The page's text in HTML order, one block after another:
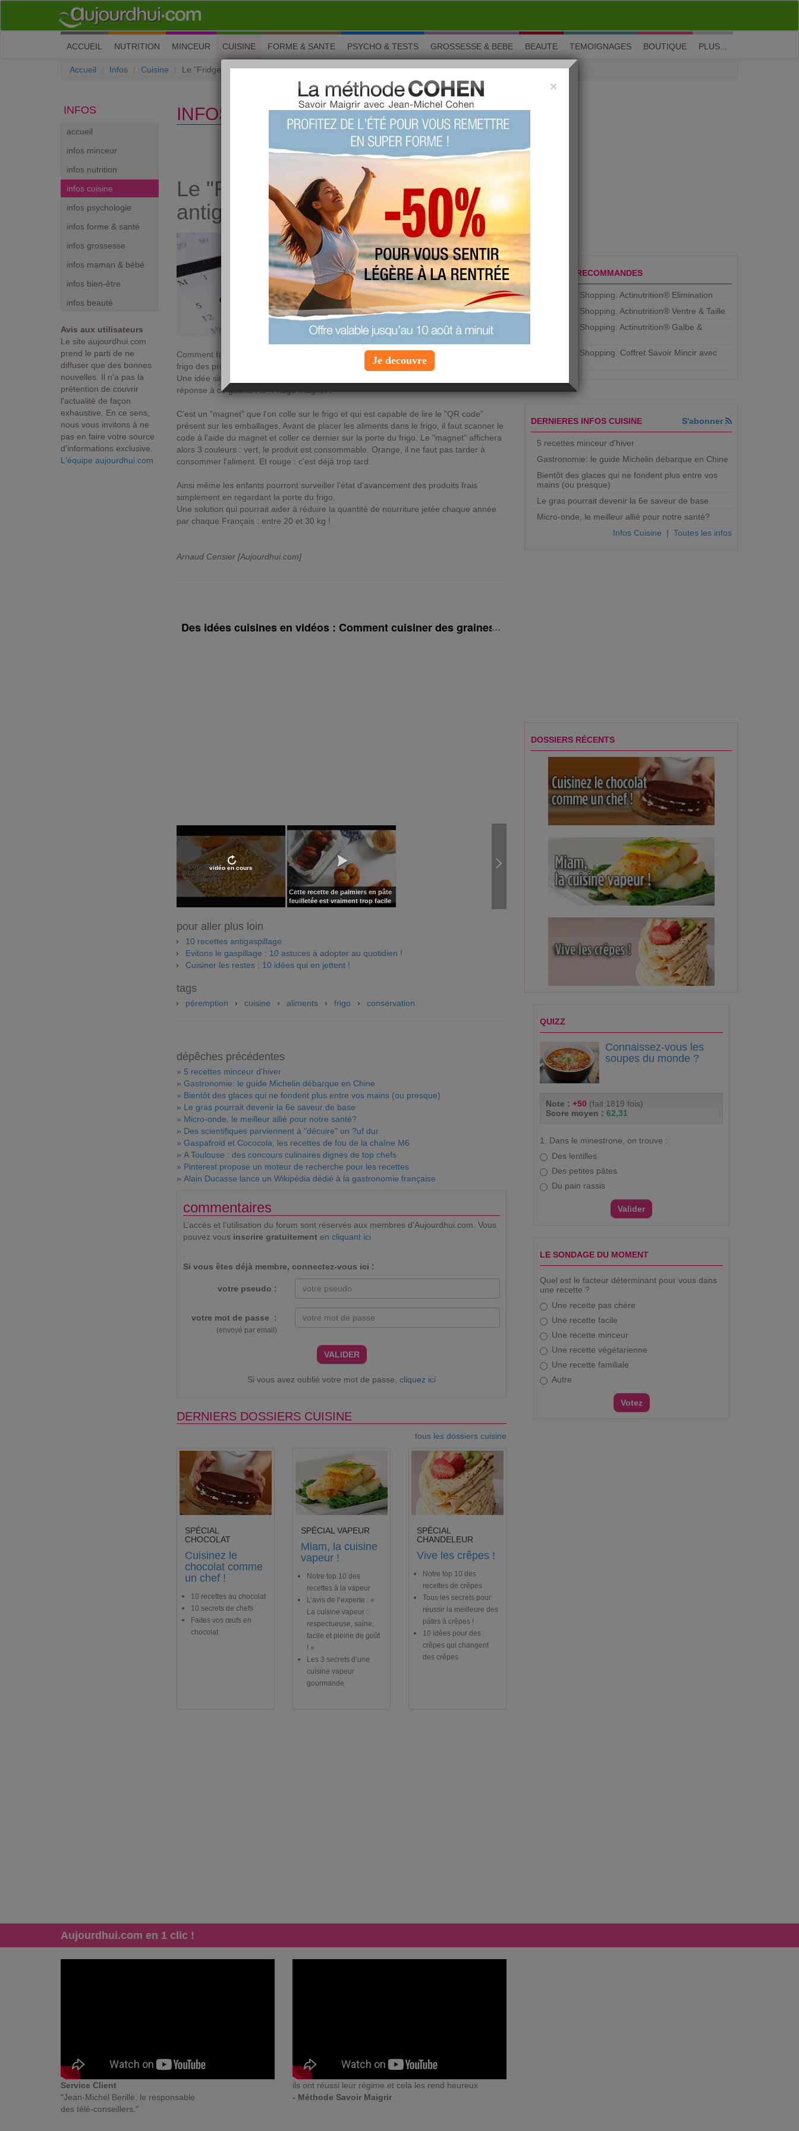
M'inscrire| Me connecter| ? Visite guidée
ACCUEIL (current)
NUTRITION MINCEUR CUISINE FORME & SANTE PSYCHO & TESTS GROSSESSE & BEBE BEAUTE TEMOIGNAGES BOUTIQUE PLUS...
Accueil Infos Cuisine Le "Fridge Magnet" : votre gadget antigaspillage
INFOS
accueil
infos minceur
infos nutrition
infos cuisine
infos psychologie
infos forme & santé
infos grossesse
infos maman & bébé
infos bien-être
infos beauté
Avis aux utilisateurs
Le site aujourdhui.com
prend le parti de ne
diffuser que des bonnes
nouvelles. Il n'a pas la
prétention de couvrir
l'actualité de façon
exhaustive. En ce sens,
nous vous invitons à ne
pas en faire votre source
d'informations exclusive.
L'équipe aujourdhui.com
INFOS CUISINE
Le "Fridge Magnet" : votre gadget
antigaspillage
Retrouver dans le frigo des produits dont la
date limite de consommation est dépassée,
cela arrive à encore à trop de monde. Pour
lutter contre ça, apparaissent des "magnets"
qui nous alertent sur les dates de péremptions
!
Mardi 28 janvier 2014 à 7:47 |
Info Cuisine
Comment faire pour ne plus gâcher de nourriture, ne plus retrouver dans le fond du
frigo des produits dont la date limite de consommation est dépassée ?
Une idée simple et efficace proposée par trois designers vient peut-être apporter une
réponse à ce gâchis : le "Fridge Magnet".
C'est un "magnet" que l'on colle sur le frigo et qui est capable de lire le "QR code"
présent sur les emballages. Avant de placer les aliments dans le frigo, il faut scanner le
code à l'aide du magnet et coller ce dernier sur la porte du frigo. Le "magnet" affichera
alors 3 couleurs : vert, le produit est consommable. Orange, il ne faut pas tarder à
consommer l'aliment. Et rouge : c'est déjà trop tard.
Ainsi même les enfants pourront surveiller l'état d'avancement des produits frais
simplement en regardant la porte du frigo.
Une solution qui pourrait aider à réduire la quantité de nourriture jetée chaque année
par chaque Français : entre 20 et 30 kg !
Arnaud Censier [Aujourdhui.com]
Des idées cuisines en vidéos : Comment cuisiner des graines de courge ?
vidéo en cours
Cette recette de palmiers en pâte
feuilletée est vraiment trop facile
pour aller plus loin
10 recettes antigaspillage
Evitons le gaspillage : 10 astuces à adopter au quotidien !
Cuisiner les restes : 10 idées qui en jettent !
tags
péremption cuisine aliments frigo conservation
dépêches précédentes
» 5 recettes minceur d'hiver
» Gastronomie: le guide Michelin débarque en Chine
» Bientôt des glaces qui ne fondent plus entre vos mains (ou presque)
» Le gras pourrait devenir la 6e saveur de base
» Micro-onde, le meilleur allié pour notre santé?
» Des scientifiques parviennent à "décuire" un ?uf dur
» Gaspafroid et Cococola, les recettes de fou de la chaîne M6
» A Toulouse : des concours culinaires dignes de top chefs
» Pinterest propose un moteur de recherche pour les recettes
» Alain Ducasse lance un Wikipédia dédié à la gastronomie française
commentaires
L’accès et l’utilisation du forum sont réservés aux membres d'Aujourdhui.com. Vous
pouvez vous inscrire gratuitement en cliquant ici
Si vous êtes déjà membre, connectez-vous ici :
votre pseudo :
votre mot de passe :
(envoyé par email)
VALIDER
Si vous avez oublié votre mot de passe, cliquez ici
DERNIERS DOSSIERS CUISINE
tous les dossiers cuisine
SPÉCIAL
CHOCOLAT
Cuisinez le
chocolat comme
un chef !
10 recettes au chocolat
10 secrets de chefs
Faites vos œufs en
chocolat
SPÉCIAL VAPEUR
Miam, la cuisine
vapeur !
Notre top 10 des
recettes à la vapeur
L’avis de l’experte : «
La cuisine vapeur :
respectueuse, saine,
facile et pleine de goût
! »
Les 3 secrets d’une
cuisine vapeur
gourmande
SPÉCIAL
CHANDELEUR
Vive les crêpes !
Notre top 10 des
recettes de crêpes
Tous les secrets pour
réussir la meilleure des
pâtes à crêpes !
10 idées pour des
crêpes qui changent
des crêpes
PRODUITS RECOMMANDES
Aujourdhui Shopping. Actinutrition® Elimination
Aujourdhui Shopping. Actinutrition® Ventre & Taille
Aujourdhui Shopping. Actinutrition® Galbe &
Aujourdhui Shopping. ​Coffret Savoir Mincir avec
DERNIERES INFOS CUISINE S'abonner
5 recettes minceur d'hiver
Gastronomie: le guide Michelin débarque en Chine
Bientôt des glaces qui ne fondent plus entre vos
mains (ou presque)
Le gras pourrait devenir la 6e saveur de base
Micro-onde, le meilleur allié pour notre santé?
Infos Cuisine | Toutes les infos
DOSSIERS RÉCENTS
QUIZZ
Connaissez-vous les
soupes du monde ?
Note : +50 (fait 1819 fois)
Score moyen : 62,31
1. Dans le minestrone, on trouve :
Des lentilles
Des petites pâtes
Du pain rassis
LE SONDAGE DU MOMENT
Quel est le facteur déterminant pour vous dans
une recette ?
Une recette pas chère
Une recette facile
Une recette minceur
Une recette végétarienne
Une recette familiale
Autre
Aujourdhui.com en 1 clic !
Service Client
"Jean-Michel Berille, le responsable
des télé-conseillers."
ils ont réussi leur régime et cela les rend heureux
- Méthode Savoir Maigrir
×
Je decouvre